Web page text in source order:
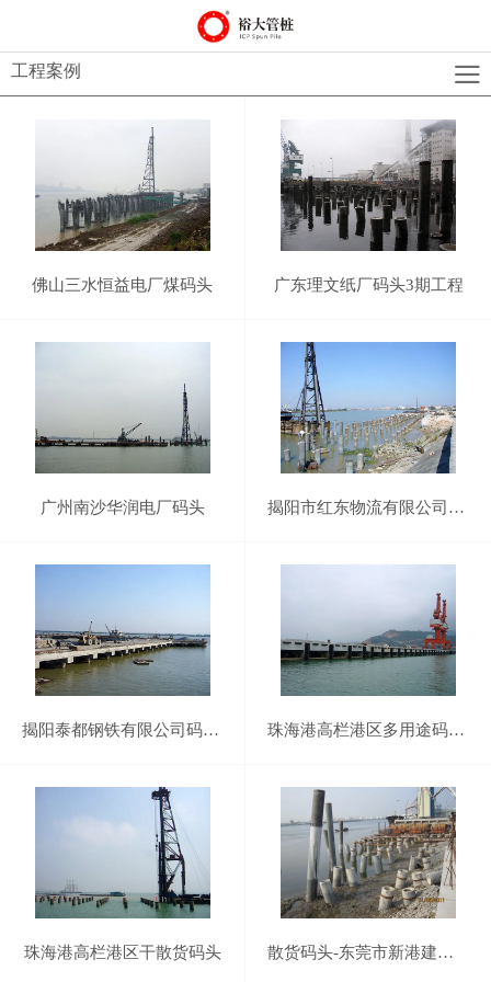
工程案例
佛山三水恒益电厂煤码头 广东理文纸厂码头3期工程
广州南沙华润电厂码头 揭阳市红东物流有限公司1、2、3期码头工程1
揭阳泰都钢铁有限公司码头工程 珠海港高栏港区多用途码头工程
珠海港高栏港区干散货码头 散货码头-东莞市新港建材有限公司件杂货码头